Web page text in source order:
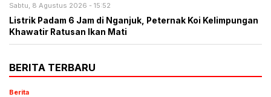
Sabtu, 8 Agustus 2026 - 15:52
Listrik Padam 6 Jam di Nganjuk, Peternak Koi Kelimpungan
Khawatir Ratusan Ikan Mati
BERITA TERBARU
Berita